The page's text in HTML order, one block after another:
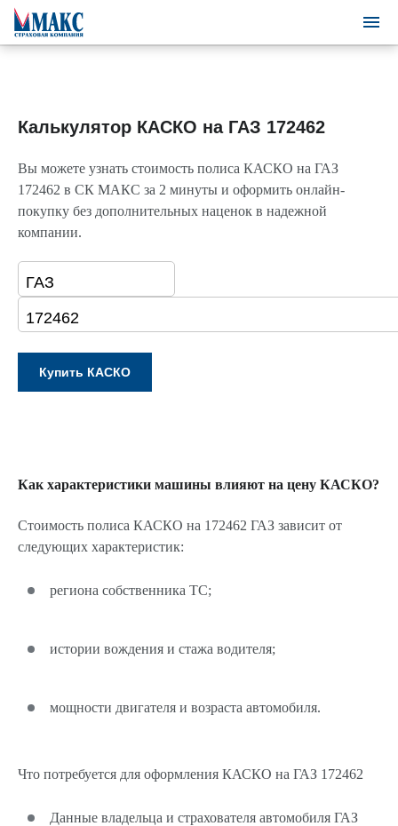
Калькулятор КАСКО на ГАЗ 172462
Вы можете узнать стоимость полиса КАСКО на ГАЗ
172462 в СК МАКС за 2 минуты и оформить онлайн-
покупку без дополнительных наценок в надежной
компании.
Как характеристики машины влияют на цену КАСКО?
Стоимость полиса КАСКО на 172462 ГАЗ зависит от
следующих характеристик:
региона собственника ТС;
истории вождения и стажа водителя;
мощности двигателя и возраста автомобиля.
Что потребуется для оформления КАСКО на ГАЗ 172462
Данные владельца и страхователя автомобиля ГАЗ